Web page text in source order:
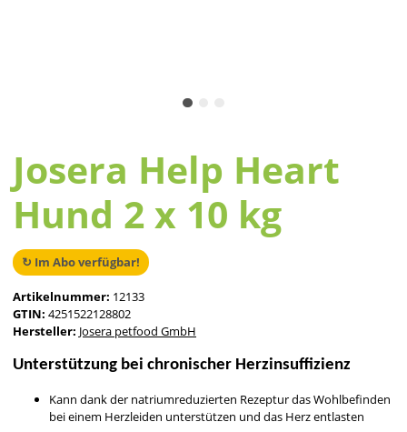
Josera Help Heart
Hund 2 x 10 kg
↻ Im Abo verfügbar!
Artikelnummer: 12133
GTIN: 4251522128802
Hersteller: Josera petfood GmbH
Unterstützung bei chronischer Herzinsuffizienz
Kann dank der natriumreduzierten Rezeptur das Wohlbefinden
bei einem Herzleiden unterstützen und das Herz entlasten